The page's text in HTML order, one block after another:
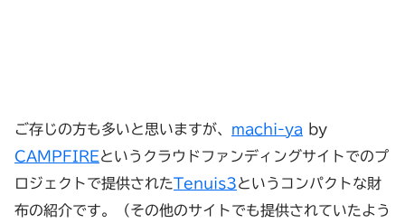
ご存じの方も多いと思いますが、 machi-ya by
CAMPFIREというクラウドファンディングサイトでのプ
ロジェクトで提供されたTenuis3というコンパクトな財
布の紹介です。（その他のサイトでも提供されていたよう